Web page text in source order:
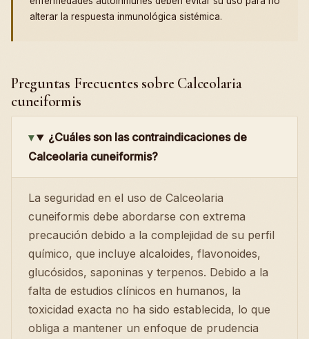
alterar la respuesta inmunológica sistémica.
Preguntas Frecuentes sobre Calceolaria
cuneiformis
¿Cuáles son las contraindicaciones de
Calceolaria cuneiformis?
La seguridad en el uso de Calceolaria
cuneiformis debe abordarse con extrema
precaución debido a la complejidad de su perfil
químico, que incluye alcaloides, flavonoides,
glucósidos, saponinas y terpenos. Debido a la
falta de estudios clínicos en humanos, la
toxicidad exacta no ha sido establecida, lo que
obliga a mantener un enfoque de prudencia